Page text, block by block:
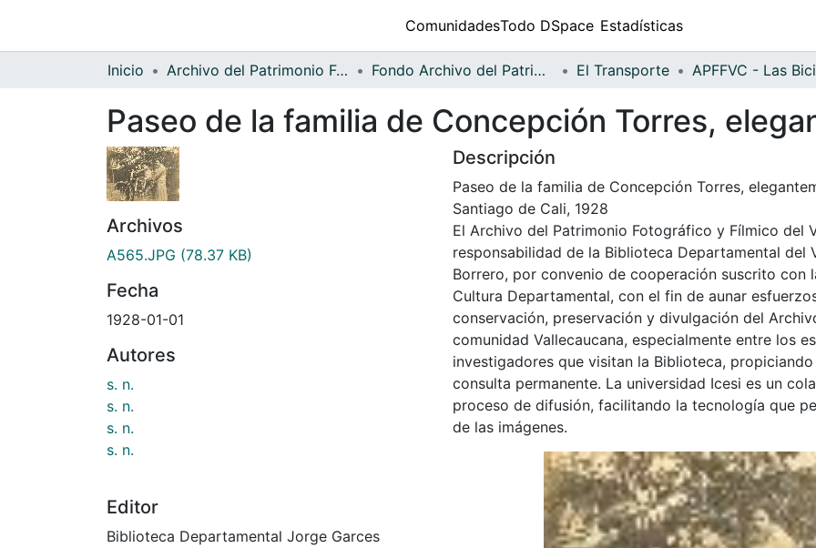
ComunidadesTodo DSpace Estadísticas
Inicio Archivo del Patrimonio Fotográfico y Fílmico del Valle del Cauca Fondo Archivo del Patrimonio Fotográfico y Fílmico del Valle del Cauca El Transporte
Paseo de la familia de Concepción Torres,
Archivos
A565.JPG (78.37 KB)
Fecha
1928-01-01
Autores
s. n.
s. n.
s. n.
s. n.
Editor
Biblioteca Departamental Jorge Garces
Descripción
Paseo de la familia de Concepción Torres,
Santiago de Cali, 1928
El Archivo del Patrimonio Fotográfico y Fílmico del
responsabilidad de la Biblioteca Departamental del
Borrero, por convenio de cooperación suscrito con
Cultura Departamental, con el fin de aunar
conservación, preservación y divulgación del
comunidad Vallecaucana, especialmente entre los
investigadores que visitan la Biblioteca,
consulta permanente. La universidad Icesi es un
proceso de difusión, facilitando la tecnología que
de las imágenes.